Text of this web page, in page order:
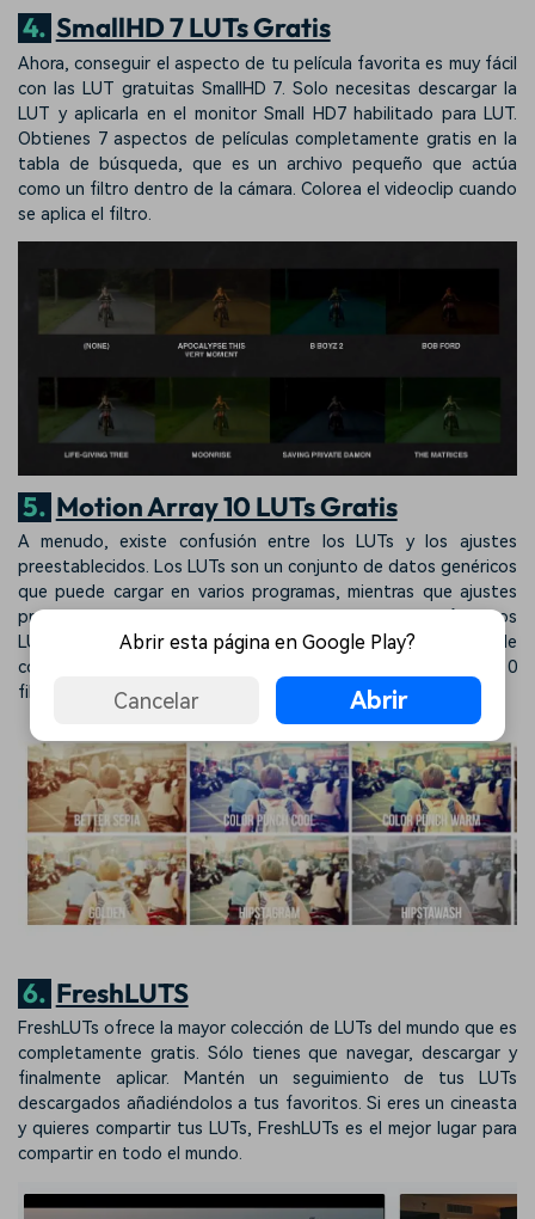
4. SmallHD 7 LUTs Gratis
Ahora, conseguir el aspecto de tu película favorita es muy fácil
con las LUT gratuitas SmallHD 7. Solo necesitas descargar la
LUT y aplicarla en el monitor Small HD7 habilitado para LUT.
Obtienes 7 aspectos de películas completamente gratis en la
tabla de búsqueda, que es un archivo pequeño que actúa
como un filtro dentro de la cámara. Colorea el videoclip cuando
se aplica el filtro.
5. Motion Array 10 LUTs Gratis
A menudo, existe confusión entre los LUTs y los ajustes
preestablecidos. Los LUTs son un conjunto de datos genéricos
que puede cargar en varios programas, mientras que ajustes
preestablecidos se usan para un programa en específico. Los
LUTs gratuitos de Motion Array 10 ayudan en la corrección de
color al cargar el LUT en su videoclip y luego usar los otros 10
filtros de color disponibles dentro del programa Motion Array.
6. FreshLUTS
FreshLUTs ofrece la mayor colección de LUTs del mundo que es
completamente gratis. Sólo tienes que navegar, descargar y
finalmente aplicar. Mantén un seguimiento de tus LUTs
descargados añadiéndolos a tus favoritos. Si eres un cineasta
y quieres compartir tus LUTs, FreshLUTs es el mejor lugar para
compartir en todo el mundo.
Abrir esta página en Google Play?
Cancelar Abrir